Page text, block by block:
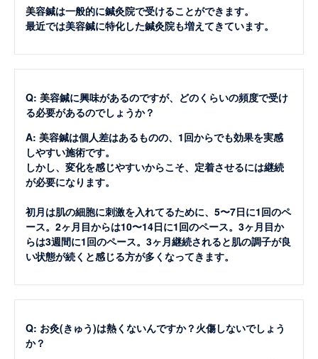
美容鍼は一般的に鍼灸院で受けることができます。
最近では美容鍼に特化した鍼灸院も増えてきています。
Q: 美容鍼に興味があるのですが、どのくらいの頻度で受け
る必要があるのでしょうか？
A: 美容鍼は個人差はあるものの、1回からでも効果を実感
しやすい施術です。
しかし、変化を感じやすいからこそ、定着させるには継続
が必要になります。
初月は肌の細胞に刺激を入れてるために、5〜7日に1回のペ
ース。2ヶ月目からは10〜14日に1回のペース。3ヶ月目か
らは3週間に1回のペース。3ヶ月継続されると肌の調子が良
い状態が続くと感じる方が多くなってきます。
Q: お灸(きゅう)は熱くないんですか？火傷しないでしょう
か？